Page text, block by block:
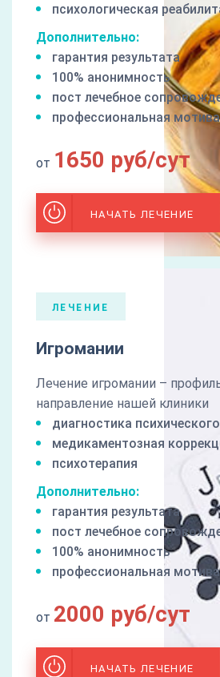
психологическая
Дополнительно:
гарантия результата
100% анонимность
пост лечебное
профессиональная
от 1650 руб/сут
НАЧАТЬ ЛЕЧЕНИЕ
ЛЕЧЕНИЕ
Игромании
Лечение игромании –
направление нашей клиники
диагностика
медикаментозная
психотерапия
Дополнительно:
гарантия результата
пост лечебное
100% анонимность
профессиональная
от 2000 руб/сут
НАЧАТЬ ЛЕЧЕНИЕ